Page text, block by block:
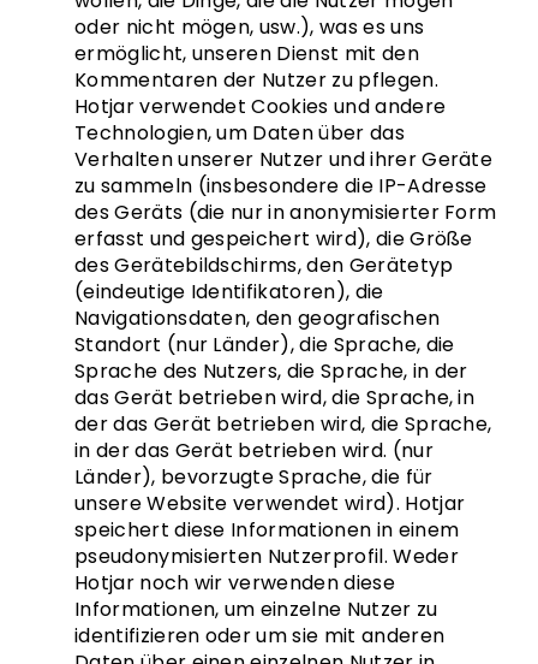
oder nicht mögen, usw.), was es uns
ermöglicht, unseren Dienst mit den
Kommentaren der Nutzer zu pflegen.
Hotjar verwendet Cookies und andere
Technologien, um Daten über das
Verhalten unserer Nutzer und ihrer Geräte
zu sammeln (insbesondere die IP-Adresse
des Geräts (die nur in anonymisierter Form
erfasst und gespeichert wird), die Größe
des Gerätebildschirms, den Gerätetyp
(eindeutige Identifikatoren), die
Navigationsdaten, den geografischen
Standort (nur Länder), die Sprache, die
Sprache des Nutzers, die Sprache, in der
das Gerät betrieben wird, die Sprache, in
der das Gerät betrieben wird, die Sprache,
in der das Gerät betrieben wird. (nur
Länder), bevorzugte Sprache, die für
unsere Website verwendet wird). Hotjar
speichert diese Informationen in einem
pseudonymisierten Nutzerprofil. Weder
Hotjar noch wir verwenden diese
Informationen, um einzelne Nutzer zu
identifizieren oder um sie mit anderen